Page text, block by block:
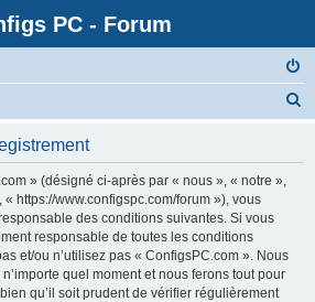
PC - Forum
» (désigné ci-après par « nous », « notre »,
https://www.configspc.com/forum »), vous
des conditions suivantes. Si vous
responsable de toutes les conditions
et/ou n’utilisez pas « ConfigsPC.com ». Nous
quel moment et nous ferons tout pour
qu’il soit prudent de vérifier régulièrement